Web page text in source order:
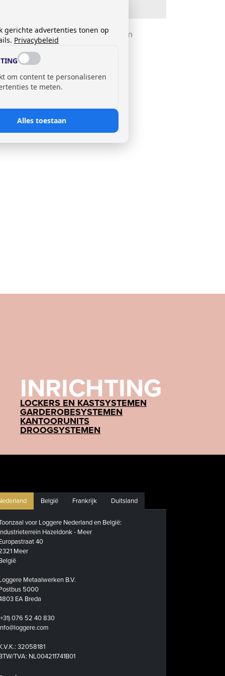
4 Sterex met helmsteunen
op aanvraag
INRICHTING
LOCKERS EN KASTSYSTEMEN
GARDEROBESYSTEMEN
KANTOORUNITS
DROOGSYSTEMEN
België Frankrijk Duitsland
voor Loggere Nederland en België:
Hazeldonk - Meer
40
Meer
Metaalwerken B.V.
5000
EA Breda
076 52 40 830
32058181
TVA: NL004211741B01
gerichte advertenties tonen op
Privacybeleid
om content te personaliseren
te meten.
Alles toestaan